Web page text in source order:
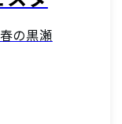
の黒瀬